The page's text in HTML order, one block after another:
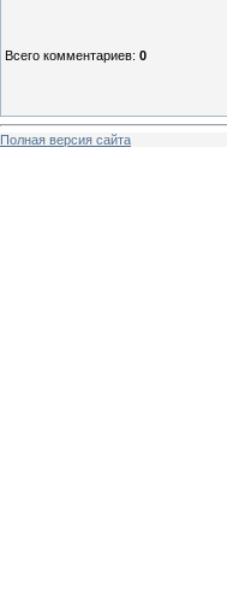
Всего комментариев: 0
Полная версия сайта